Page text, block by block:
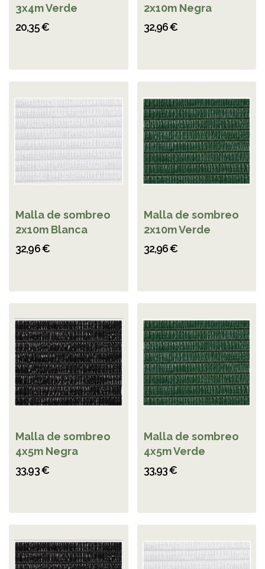
3x4m Verde
20,35 €
2x10m Negra
32,96 €
Malla de sombreo
2x10m Blanca
32,96 €
Malla de sombreo
2x10m Verde
32,96 €
Malla de sombreo
4x5m Negra
33,93 €
Malla de sombreo
4x5m Verde
33,93 €